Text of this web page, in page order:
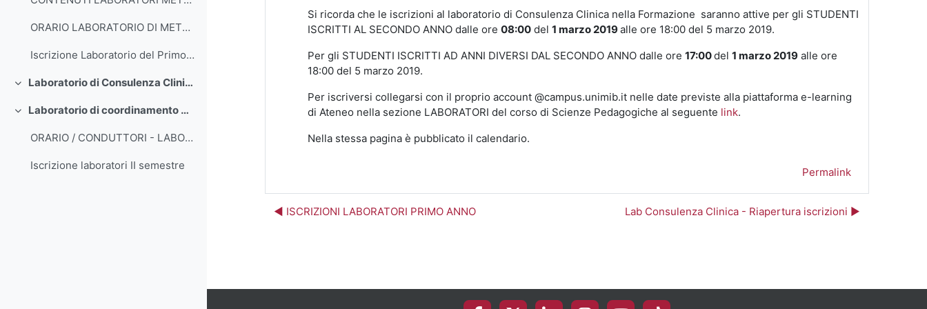
ORARIO LABORATORIO DI METODOLOGIA DELLA RICERCA PEDAGOGICA II 25-26 STUDENTI MZ
Iscrizione Laboratorio del Primo Semestre
Minimizza Laboratorio di Consulenza Clinica nella Formazione: Teorie e Pratiche (prof. ssa Riva)
Minimizza Laboratorio di coordinamento dei servizi educativi
ORARIO / CONDUTTORI - LABORATORIO COORDINAMENTO DEI SERVIZI EDUCATIVI 2025/2026
Iscrizione laboratori II semestre
Si ricorda che le iscrizioni al laboratorio di Consulenza Clinica nella Formazione saranno attive per gli STUDENTI
ISCRITTI AL SECONDO ANNO dalle ore 08:00 del 1 marzo 2019alle ore 18:00 del 5 marzo 2019.
Per gli STUDENTI ISCRITTI AD ANNI DIVERSI DAL SECONDO ANNO dalle ore 17:00del 1 marzo 2019 alle ore
18:00 del 5 marzo 2019.
Per iscriversi collegarsi con il proprio account @campus.unimib.it nelle date previste alla piattaforma e-learning
di Ateneo nella sezione LABORATORI del corso di Scienze Pedagogiche al seguente link.
Nella stessa pagina è pubblicato il calendario.
Permalink
◀︎ ISCRIZIONI LABORATORI PRIMO ANNO Lab Consulenza Clinica - Riapertura iscrizioni ▶︎